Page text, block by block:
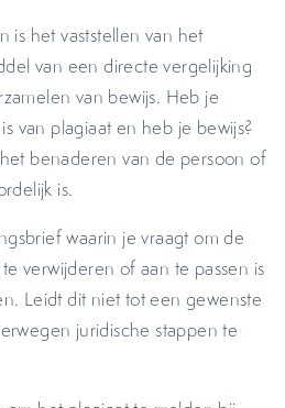
is het vaststellen van het
van een directe vergelijking
van bewijs. Heb je
van plagiaat en heb je bewijs?
benaderen van de persoon of
is.
waarin je vraagt om de
verwijderen of aan te passen is
Leidt dit niet tot een gewenste
juridische stappen te